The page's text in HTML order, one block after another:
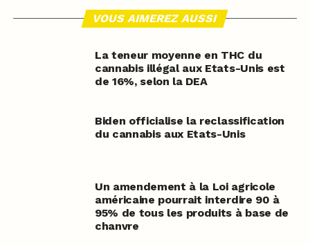
VOUS AIMEREZ AUSSI
La teneur moyenne en THC du
cannabis illégal aux Etats-Unis est
de 16%, selon la DEA
Biden officialise la reclassification
du cannabis aux Etats-Unis
Un amendement à la Loi agricole
américaine pourrait interdire 90 à
95% de tous les produits à base de
chanvre